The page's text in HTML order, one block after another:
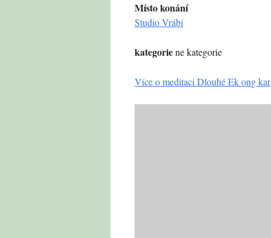
Místo konání
Studio Vrábí
kategoriene kategorie
Více o meditaci Dlouhé Ek ong kar